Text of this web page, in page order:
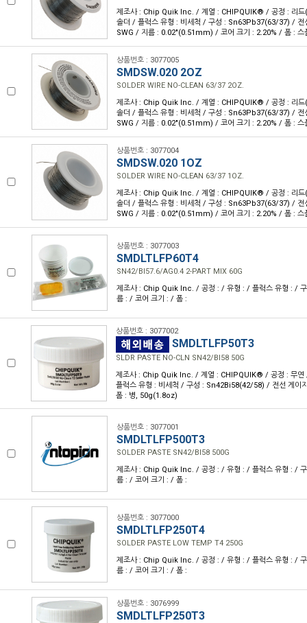
제조사 : Chip Quik Inc. / 계열 : CHIPQUIK® / 공정 : 리드
솔더 / 플럭스 유형 : 비세척 / 구성 : Sn63Pb37(63/37) / 전
SWG / 지름 : 0.02"(0.51mm) / 코어 크기 : 2.20% / 폼 :
상품번호 : 3077005
SMDSW.020 2OZ
SOLDER WIRE NO-CLEAN 63/37 2OZ.
제조사 : Chip Quik Inc. / 계열 : CHIPQUIK® / 공정 : 리드
솔더 / 플럭스 유형 : 비세척 / 구성 : Sn63Pb37(63/37) / 전
SWG / 지름 : 0.02"(0.51mm) / 코어 크기 : 2.20% / 폼 :
상품번호 : 3077004
SMDSW.020 1OZ
SOLDER WIRE NO-CLEAN 63/37 1OZ.
제조사 : Chip Quik Inc. / 계열 : CHIPQUIK® / 공정 : 리드
솔더 / 플럭스 유형 : 비세척 / 구성 : Sn63Pb37(63/37) / 전
SWG / 지름 : 0.02"(0.51mm) / 코어 크기 : 2.20% / 폼 :
상품번호 : 3077003
SMDLTLFP60T4
SN42/BI57.6/AG0.4 2-PART MIX 60G
제조사 : Chip Quik Inc. / 공정 : / 유형 : / 플럭스 유형 : /
름 : / 코어 크기 : / 폼 :
상품번호 : 3077002
SMDLTLFP50T3
SLDR PASTE NO-CLN SN42/BI58 50G
제조사 : Chip Quik Inc. / 계열 : CHIPQUIK® / 공정 : 무연
플럭스 유형 : 비세척 / 구성 : Sn42Bi58(42/58) / 전선 게이
폼 : 병, 50g(1.8oz)
상품번호 : 3077001
SMDLTLFP500T3
SOLDER PASTE SN42/BI58 500G
제조사 : Chip Quik Inc. / 공정 : / 유형 : / 플럭스 유형 : /
름 : / 코어 크기 : / 폼 :
상품번호 : 3077000
SMDLTLFP250T4
SOLDER PASTE LOW TEMP T4 250G
제조사 : Chip Quik Inc. / 공정 : / 유형 : / 플럭스 유형 : /
름 : / 코어 크기 : / 폼 :
상품번호 : 3076999
SMDLTLFP250T3